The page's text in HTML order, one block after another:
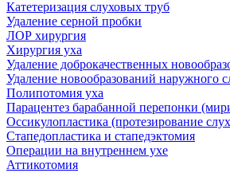
Катетеризация слуховых труб
Удаление серной пробки
ЛОР хирургия
Хирургия уха
Удаление доброкачественных
Удаление новообразований наружного
Полипотомия уха
Парацентез барабанной перепонки
Оссикулопластика (протезирование
Стапедопластика и стапедэктомия
Операции на внутреннем ухе
Аттикотомия